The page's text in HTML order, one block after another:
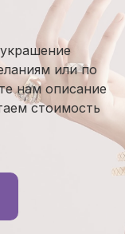
или по
нам описание
стоимость